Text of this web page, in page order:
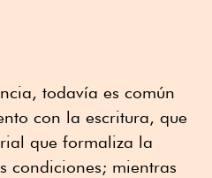
todavía es común
con la escritura, que
que formaliza la
condiciones; mientras